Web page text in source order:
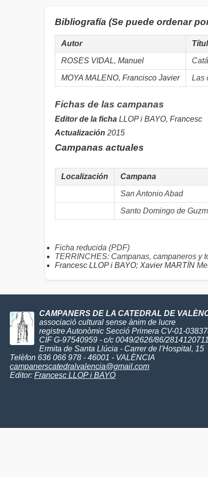
Bibliografía (Se puede ordenar
Autor
ROSES VIDAL, Manuel
MOYA MALENO, Francisco Javier Las
Fichas de las campanas
Editor de la ficha LLOP i BAYO, Francesc
Actualización 2015
Campanas actuales
Localización Campana
San Antonio Abad
Santo Domingo de
Ficha reducida (PDF)
TERRINCHES: Campanas, campaneros y
Francesc LLOP i BAYO; Xavier MARTÍN
CAMPANERS DE LA CATEDRAL DE
associació cultural sense ànim de lucre
registre Autonòmic Secció Primera CV-01-
CIF G-97540959 - c/c 0049/2626/86/2814120711
Ermita de Santa Llúcia - Carrer de l'Hospital, 15
Telèfon 636 066 978 - 46001 - VALÈNCIA
campanerscatedralvalencia@gmail.com
Editor: Francesc LLOP i BAYO